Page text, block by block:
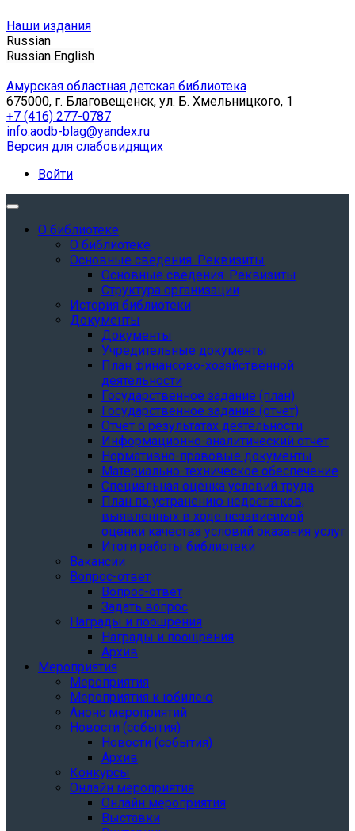
Наши издания
Russian
Russian English
Амурская областная детская библиотека
675000, г. Благовещенск, ул. Б. Хмельницкого, 1
+7 (416) 277-0787
info.aodb-blag@yandex.ru
Версия для слабовидящих
Войти
О библиотеке
О библиотеке
Основные сведения. Реквизиты
Основные сведения. Реквизиты
Структура организации
История библиотеки
Документы
Документы
Учредительные документы
План финансово-хозяйственной
деятельности
Государственное задание (план)
Государственное задание (отчет)
Отчет о результатах деятельности
Информационно-аналитический отчет
Нормативно-правовые документы
Материально-техническое обеспечение
Специальная оценка условий труда
План по устранению недостатков,
выявленных в ходе независимой
оценки качества условий оказания услуг
Итоги работы библиотеки
Вакансии
Вопрос-ответ
Вопрос-ответ
Задать вопрос
Награды и поощрения
Награды и поощрения
Архив
Мероприятия
Мероприятия
Мероприятия к юбилею
Анонс мероприятий
Новости (события)
Новости (события)
Архив
Конкурсы
Онлайн мероприятия
Онлайн мероприятия
Выставки